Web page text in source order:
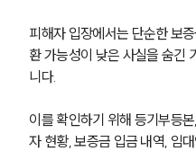
피해자 입장에서는 단순한 보
환 가능성이 낮은 사실을 숨긴
니다.
이를 확인하기 위해 등기부등
자 현황, 보증금 입금 내역, 임